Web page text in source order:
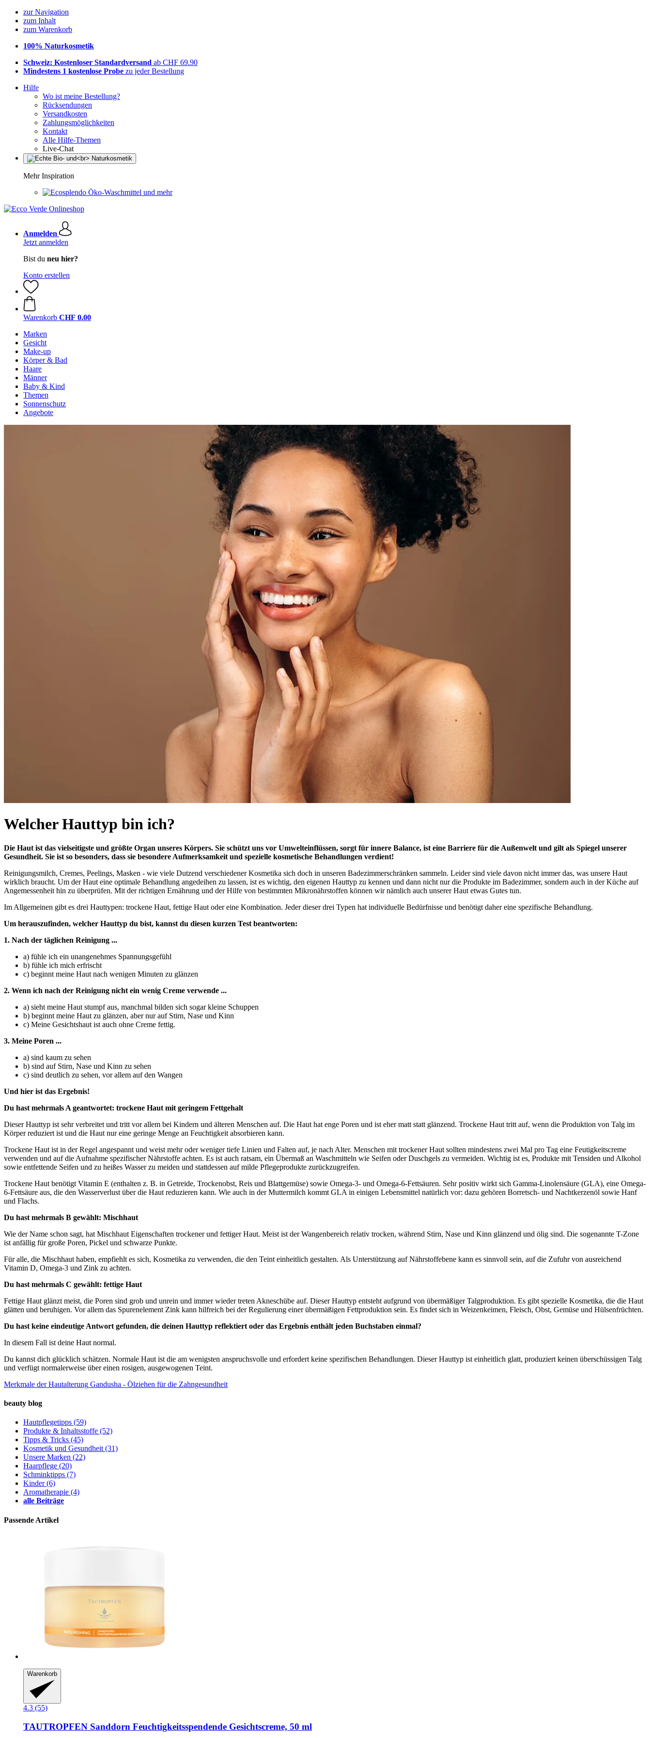
zur Navigation
zum Inhalt
zum Warenkorb
100% Naturkosmetik
Schweiz: Kostenloser Standardversand ab CHF 69.90
Mindestens 1 kostenlose Probe zu jeder Bestellung
Hilfe
Wo ist meine Bestellung?
Rücksendungen
Versandkosten
Zahlungsmöglichkeiten
Kontakt
Alle Hilfe-Themen
Live-Chat
Mehr Inspiration
Öko-Waschmittel und mehr
Anmelden
Jetzt anmelden
Bist du neu hier?
Konto erstellen
Warenkorb CHF 0.00
Marken
Gesicht
Make-up
Körper & Bad
Haare
Männer
Baby & Kind
Themen
Sonnenschutz
Angebote
Welcher Hauttyp bin ich?
Die Haut ist das vielseitigste und größte Organ unseres Körpers. Sie schützt uns vor Umwelteinflüssen, sorgt für innere Balance, ist eine Barriere für die Außenwelt und gilt als Spiegel unserer
Gesundheit. Sie ist so besonders, dass sie besondere Aufmerksamkeit und spezielle kosmetische Behandlungen verdient!
Reinigungsmilch, Cremes, Peelings, Masken - wie viele Dutzend verschiedener Kosmetika sich doch in unseren Badezimmerschränken sammeln. Leider sind viele davon nicht immer das, was unsere Haut
wirklich braucht. Um der Haut eine optimale Behandlung angedeihen zu lassen, ist es wichtig, den eigenen Hauttyp zu kennen und dann nicht nur die Produkte im Badezimmer, sondern auch in der Küche auf
Angemessenheit hin zu überprüfen. Mit der richtigen Ernährung und der Hilfe von bestimmten Mikronährstoffen können wir nämlich auch unserer Haut etwas Gutes tun.
Im Allgemeinen gibt es drei Hauttypen: trockene Haut, fettige Haut oder eine Kombination. Jeder dieser drei Typen hat individuelle Bedürfnisse und benötigt daher eine spezifische Behandlung.
Um herauszufinden, welcher Hauttyp du bist, kannst du diesen kurzen Test beantworten:
1. Nach der täglichen Reinigung ...
a) fühle ich ein unangenehmes Spannungsgefühl
b) fühle ich mich erfrischt
c) beginnt meine Haut nach wenigen Minuten zu glänzen
2. Wenn ich nach der Reinigung nicht ein wenig Creme verwende ...
a) sieht meine Haut stumpf aus, manchmal bilden sich sogar kleine Schuppen
b) beginnt meine Haut zu glänzen, aber nur auf Stirn, Nase und Kinn
c) Meine Gesichtshaut ist auch ohne Creme fettig.
3. Meine Poren ...
a) sind kaum zu sehen
b) sind auf Stirn, Nase und Kinn zu sehen
c) sind deutlich zu sehen, vor allem auf den Wangen
Und hier ist das Ergebnis!
Du hast mehrmals A geantwortet: trockene Haut mit geringem Fettgehalt
Dieser Hauttyp ist sehr verbreitet und tritt vor allem bei Kindern und älteren Menschen auf. Die Haut hat enge Poren und ist eher matt statt glänzend. Trockene Haut tritt auf, wenn die Produktion von Talg im
Körper reduziert ist und die Haut nur eine geringe Menge an Feuchtigkeit absorbieren kann.
Trockene Haut ist in der Regel angespannt und weist mehr oder weniger tiefe Linien und Falten auf, je nach Alter. Menschen mit trockener Haut sollten mindestens zwei Mal pro Tag eine Feutigkeitscreme
verwenden und auf die Aufnahme spezifischer Nährstoffe achten. Es ist auch ratsam, ein Übermaß an Waschmitteln wie Seifen oder Duschgels zu vermeiden. Wichtig ist es, Produkte mit Tensiden und Alkohol
sowie entfettende Seifen und zu heißes Wasser zu meiden und stattdessen auf milde Pflegeprodukte zurückzugreifen.
Trockene Haut benötigt Vitamin E (enthalten z. B. in Getreide, Trockenobst, Reis und Blattgemüse) sowie Omega-3- und Omega-6-Fettsäuren. Sehr positiv wirkt sich Gamma-Linolensäure (GLA), eine Omega-
6-Fettsäure aus, die den Wasserverlust über die Haut reduzieren kann. Wie auch in der Muttermilch kommt GLA in einigen Lebensmittel natürlich vor: dazu gehören Borretsch- und Nachtkerzenöl sowie Hanf
und Flachs.
Du hast mehrmals B gewählt: Mischhaut
Wie der Name schon sagt, hat Mischhaut Eigenschaften trockener und fettiger Haut. Meist ist der Wangenbereich relativ trocken, während Stirn, Nase und Kinn glänzend und ölig sind. Die sogenannte T-Zone
ist anfällig für große Poren, Pickel und schwarze Punkte.
Für alle, die Mischhaut haben, empfiehlt es sich, Kosmetika zu verwenden, die den Teint einheitlich gestalten. Als Unterstützung auf Nährstoffebene kann es sinnvoll sein, auf die Zufuhr von ausreichend
Vitamin D, Omega-3 und Zink zu achten.
Du hast mehrmals C gewählt: fettige Haut
Fettige Haut glänzt meist, die Poren sind grob und unrein und immer wieder treten Akneschübe auf. Dieser Hauttyp entsteht aufgrund von übermäßiger Talgproduktion. Es gibt spezielle Kosmetika, die die Haut
glätten und beruhigen. Vor allem das Spurenelement Zink kann hilfreich bei der Regulierung einer übermäßigen Fettproduktion sein. Es findet sich in Weizenkeimen, Fleisch, Obst, Gemüse und Hülsenfrüchten.
Du hast keine eindeutige Antwort gefunden, die deinen Hauttyp reflektiert oder das Ergebnis enthält jeden Buchstaben einmal?
In diesem Fall ist deine Haut normal.
Du kannst dich glücklich schätzen. Normale Haut ist die am wenigsten anspruchsvolle und erfordert keine spezifischen Behandlungen. Dieser Hauttyp ist einheitlich glatt, produziert keinen überschüssigen Talg
und verfügt normalerweise über einen rosigen, ausgewogenen Teint.
Merkmale der Hautalterung Gandusha - Ölziehen für die Zahngesundheit
beauty blog
Hautpflegetipps (59)
Produkte & Inhaltsstoffe (52)
Tipps & Tricks (45)
Kosmetik und Gesundheit(31)
Unsere Marken (22)
Haarpflege (20)
Schminktipps (7)
Kinder(6)
Aromatherapie (4)
alle Beiträge
Passende Artikel
Warenkorb
4.3 (55)
TAUTROPFEN Sanddorn Feuchtigkeitsspendende Gesichtscreme, 50 ml